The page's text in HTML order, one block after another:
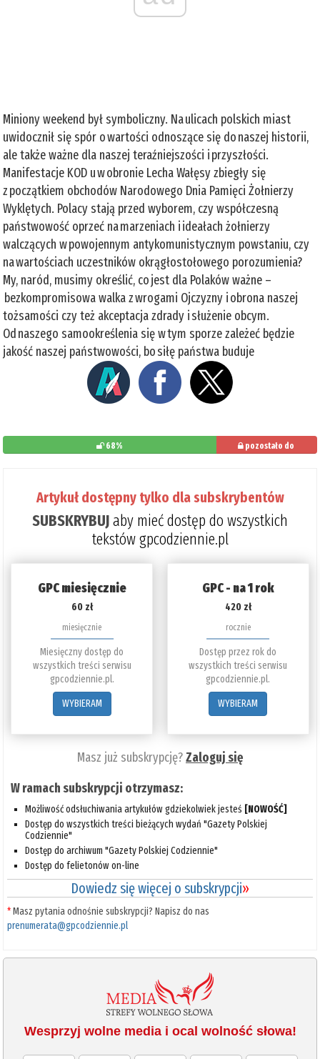
Miniony weekend był symboliczny. Na ulicach polskich miast
uwidocznił się spór o wartości odnoszące się do naszej historii,
ale także ważne dla naszej teraźniejszości i przyszłości.
Manifestacje KOD u w obronie Lecha Wałęsy zbiegły się
z początkiem obchodów Narodowego Dnia Pamięci Żołnierzy
Wyklętych. Polacy stają przed wyborem, czy współczesną
państwowość oprzeć na marzeniach i ideałach żołnierzy
walczących w powojennym antykomunistycznym powstaniu, czy
na wartościach uczestników okrągłostołowego porozumienia?
My, naród, musimy określić, co jest dla Polaków ważne –
bezkompromisowa walka z wrogami Ojczyzny i obrona naszej
tożsamości czy też akceptacja zdrady i służenie obcym.
Od naszego samookreślenia się w tym sporze zależeć będzie
jakość naszej państwowości, bo siłę państwa buduje
68%
pozostało do
Artykuł dostępny tylko dla subskrybentów
SUBSKRYBUJaby mieć dostęp do wszystkich
tekstów gpcodziennie.pl
GPC miesięcznie
60 zł
miesięcznie
Miesięczny dostęp do
wszystkich treści serwisu
gpcodziennie.pl.
WYBIERAM
GPC - na 1 rok
420 zł
rocznie
Dostęp przez rok do
wszystkich treści serwisu
gpcodziennie.pl.
WYBIERAM
Masz już subskrypcję?Zaloguj się
W ramach subskrypcji otrzymasz:
Możliwość odsłuchiwania artykułów gdziekolwiek jesteś [NOWOŚĆ]
Dostęp do wszystkich treści bieżących wydań "Gazety Polskiej
Codziennie"
Dostęp do archiwum "Gazety Polskiej Codziennie"
Dostęp do felietonów on-line
Dowiedz się więcej o subskrypcji»
*Masz pytania odnośnie subskrypcji? Napisz do nas
prenumerata@gpcodziennie.pl
Wesprzyj wolne media i ocal wolność słowa!